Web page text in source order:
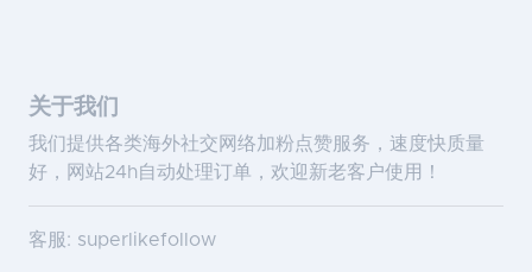
关于我们
我们提供各类海外社交网络加粉点赞服务，速度快质量
好，网站24h自动处理订单，欢迎新老客户使用！
客服: superlikefollow